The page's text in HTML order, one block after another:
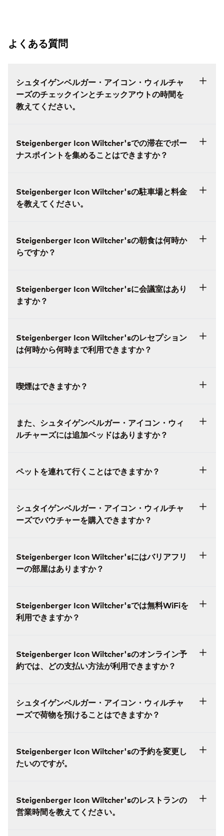
よくある質問
シュタイゲンベルガー・アイコン・ウィルチャ
ーズのチェックインとチェックアウトの時間を
教えてください。
Steigenberger Icon Wiltcher'sでの滞在でボー
ナスポイントを集めることはできますか？
Steigenberger Icon Wiltcher'sの駐車場と料金
を教えてください。
Steigenberger Icon Wiltcher'sの朝食は何時か
らですか？
Steigenberger Icon Wiltcher'sに会議室はあり
ますか？
Steigenberger Icon Wiltcher'sのレセプション
は何時から何時まで利用できますか？
喫煙はできますか？
また、シュタイゲンベルガー・アイコン・ウィ
ルチャーズには追加ベッドはありますか？
ペットを連れて行くことはできますか？
シュタイゲンベルガー・アイコン・ウィルチャ
ーズでバウチャーを購入できますか？
Steigenberger Icon Wiltcher'sにはバリアフリ
ーの部屋はありますか？
Steigenberger Icon Wiltcher'sでは無料WiFiを
利用できますか？
Steigenberger Icon Wiltcher'sのオンライン予
約では、どの支払い方法が利用できますか？
シュタイゲンベルガー・アイコン・ウィルチャ
ーズで荷物を預けることはできますか？
Steigenberger Icon Wiltcher'sの予約を変更し
たいのですが。
Steigenberger Icon Wiltcher'sのレストランの
営業時間を教えてください。